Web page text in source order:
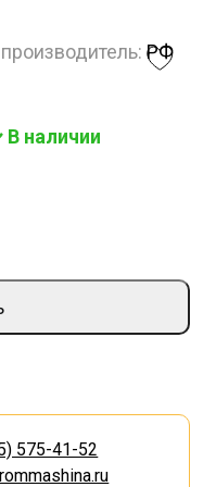
РФ
В наличии
575-41-52